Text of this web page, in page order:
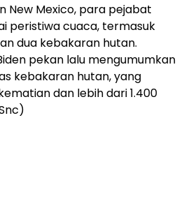
New Mexico, para pejabat
peristiwa cuaca, termasuk
dua kebakaran hutan.
pekan lalu mengumumkan
kebakaran hutan, yang
dan lebih dari 1.400